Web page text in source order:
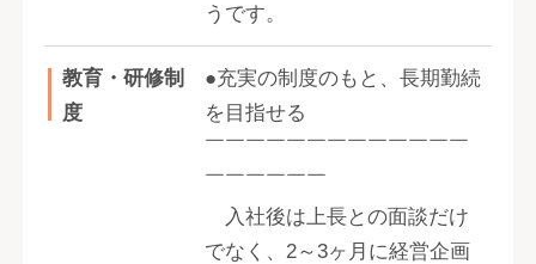
うです。
教育・研修制
度
●充実の制度のもと、長期勤続
を目指せる
￣￣￣￣￣￣￣￣￣￣￣￣￣
￣￣￣￣￣￣
入社後は上長との面談だけ
でなく、2～3ヶ月に経営企画